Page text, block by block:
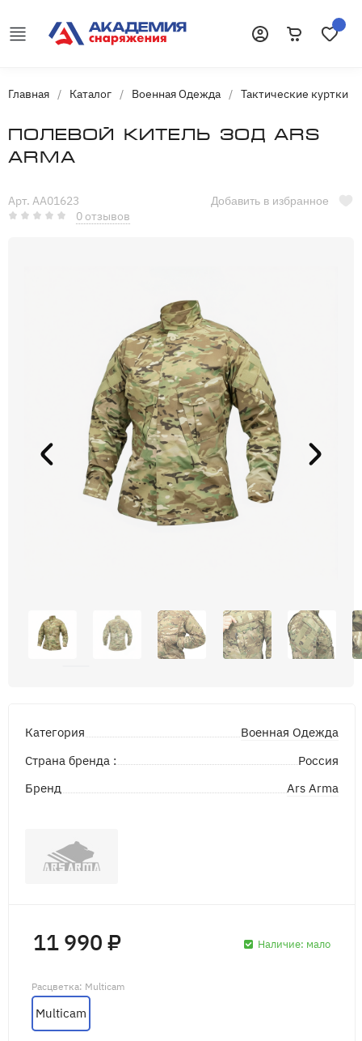
Главная / Каталог / Военная Одежда / Тактические куртки
Полевой китель Зод Ars
Arma
Арт. AA01623
0 отзывов
Добавить в избранное
Категория
Военная Одежда
Страна бренда :
Россия
Бренд
Ars Arma
Расцветка: Multicam
Multicam
11 990 ₽ Наличие: мало